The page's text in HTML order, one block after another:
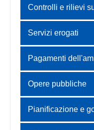
Controlli e rilievi
Servizi erogati
Pagamenti
Opere pubbliche
Pianificazione e